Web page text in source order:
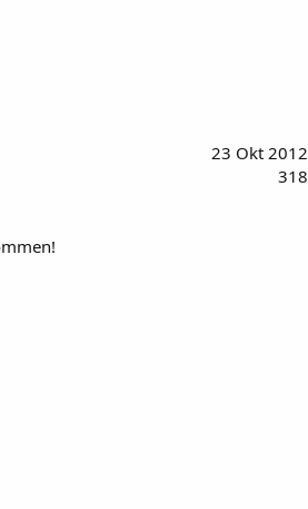
23 Okt 2012
318